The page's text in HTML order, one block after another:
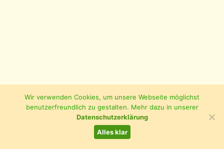
Wir verwenden Cookies, um unsere Webseite möglichst
benutzerfreundlich zu gestalten. Mehr dazu in unserer
Datenschutzerklärung
Alles klar